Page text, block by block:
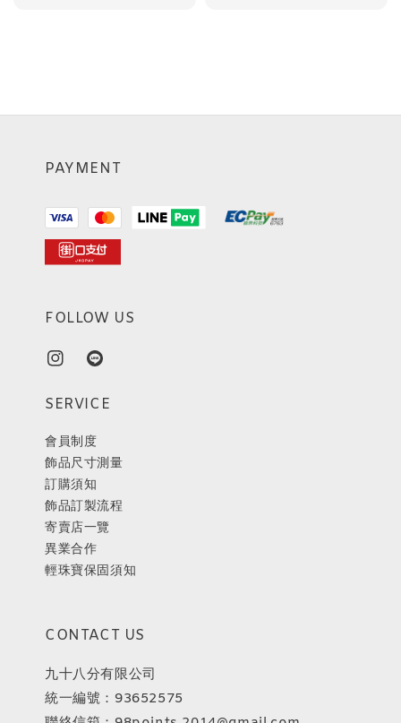
PAYMENT
FOLLOW US
SERVICE
會員制度
飾品尺寸測量
訂購須知
飾品訂製流程
寄賣店一覽
異業合作
輕珠寶保固須知
CONTACT US
九十八分有限公司
統一編號：93652575